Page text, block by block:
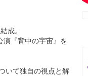
成。
演『背中の宇宙』を
いて独自の視点と解